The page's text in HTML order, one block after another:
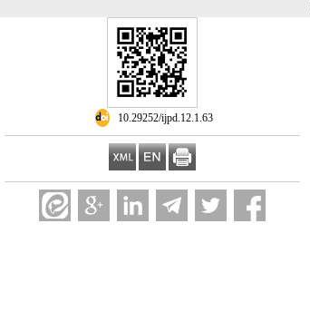
‎ 10.29252/ijpd.12.1.63